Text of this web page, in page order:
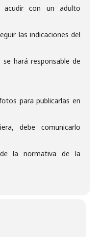
acudir con un adulto
las indicaciones del
hará responsable de
para publicarlas en
debe comunicarlo
la normativa de la